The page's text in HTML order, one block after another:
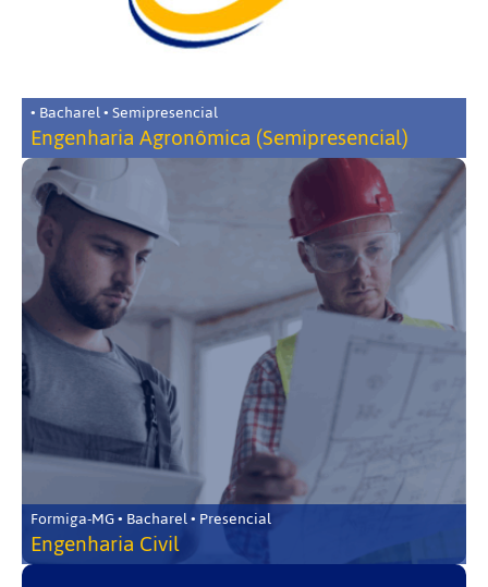
• Bacharel • Semipresencial
Engenharia Agronômica (Semipresencial)
Formiga-MG • Bacharel • Presencial
Engenharia Civil